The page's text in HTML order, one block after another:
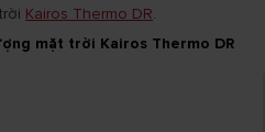
Kairos Thermo DR.
mặt trời Kairos Thermo DR